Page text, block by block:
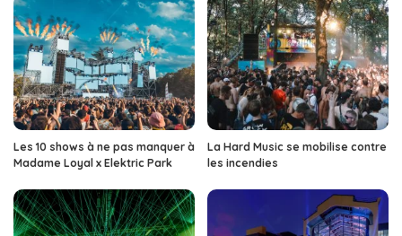
Les 10 shows à ne pas manquer à
Madame Loyal x Elektric Park
La Hard Music se mobilise contre
les incendies